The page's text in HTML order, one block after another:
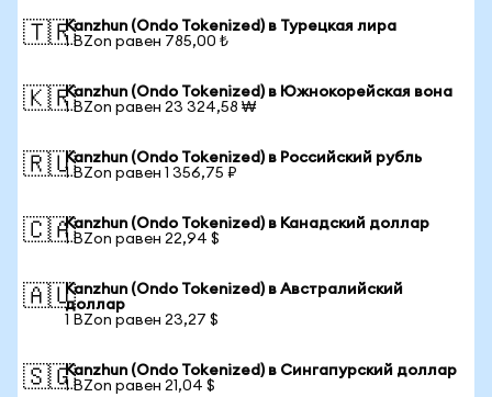
🇹🇷Kanzhun (Ondo Tokenized) в Турецкая лира
1 BZon равен 785,00 ₺
🇰🇷Kanzhun (Ondo Tokenized) в Южнокорейская вона
1 BZon равен 23 324,58 ₩
🇷🇺Kanzhun (Ondo Tokenized) в Российский рубль
1 BZon равен 1 356,75 ₽
🇨🇦Kanzhun (Ondo Tokenized) в Канадский доллар
1 BZon равен 22,94 $
🇦🇺Kanzhun (Ondo Tokenized) в Австралийский
доллар
1 BZon равен 23,27 $
🇸🇬Kanzhun (Ondo Tokenized) в Сингапурский доллар
1 BZon равен 21,04 $